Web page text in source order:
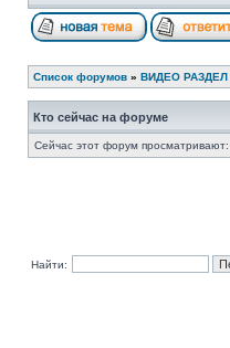
Список форумов » ВИДЕО РАЗДЕЛ
Кто сейчас на форуме
Сейчас этот форум
Найти: